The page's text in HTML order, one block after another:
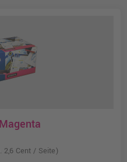
2,6 Cent / Seite)